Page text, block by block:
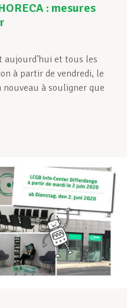
: mesures
aujourd’hui et tous les
à partir de vendredi, le
à souligner que